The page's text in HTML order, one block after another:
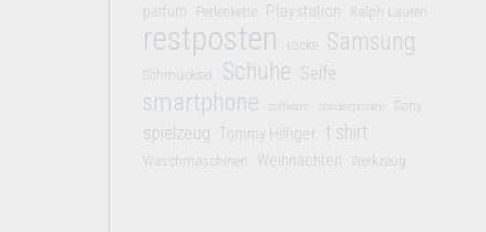
parfüm
Perlenkette Playstation Ralph Lauren
restposten röcke Samsung
Schmuckset Schuhe Seife
smartphone software sonderposten Sony
spielzeug Tommy Hilfiger t shirt
Waschmaschinen Weihnachten Werkzeug